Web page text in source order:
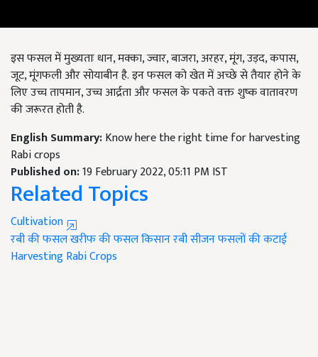
इस फसल में मुख्यताः धान, मक्का, ज्वार, बाजरा, अरहर, मूंग, उड़द, कपास,
जूट, मूंगफली और सोयाबीन है. इन फसल को खेत में अच्छे से तैयार होने के
लिए उच्च तापमान, उच्च आर्द्रता और फसल के पकते वक्त शुष्क वातावरण
की जरूरत होती है.
English Summary:Know here the right time for harvesting
Rabi crops
Published on:19 February 2022, 05:11 PM IST
Related Topics
Cultivation
रबी की फसलखरीफ की फसलकिसानरबी सीजनफसलों की कटाई
HarvestingRabi Crops